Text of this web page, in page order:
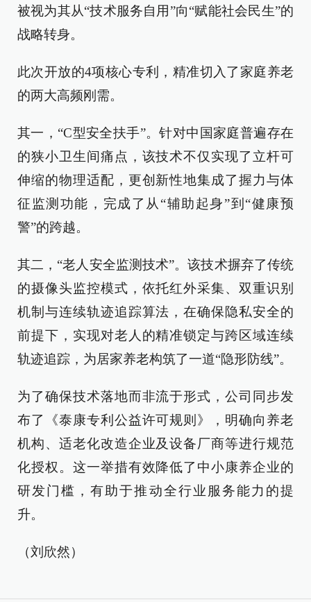
被视为其从“技术服务自用”向“赋能社会民生”的
战略转身。
此次开放的4项核心专利，精准切入了家庭养老
的两大高频刚需。
其一，“C型安全扶手”。针对中国家庭普遍存在
的狭小卫生间痛点，该技术不仅实现了立杆可
伸缩的物理适配，更创新性地集成了握力与体
征监测功能，完成了从“辅助起身”到“健康预
警”的跨越。
其二，“老人安全监测技术”。该技术摒弃了传统
的摄像头监控模式，依托红外采集、双重识别
机制与连续轨迹追踪算法，在确保隐私安全的
前提下，实现对老人的精准锁定与跨区域连续
轨迹追踪，为居家养老构筑了一道“隐形防线”。
为了确保技术落地而非流于形式，公司同步发
布了《泰康专利公益许可规则》，明确向养老
机构、适老化改造企业及设备厂商等进行规范
化授权。这一举措有效降低了中小康养企业的
研发门槛，有助于推动全行业服务能力的提
升。
（刘欣然）